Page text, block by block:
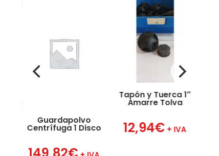
Guardapolvo
Centrífuga 1 Disco
Tapón y Tuerca 1″
Amarre Tolva
12,94€ + IVA